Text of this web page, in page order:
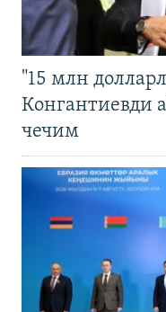
"15 млн
Конгантиевди
чечим